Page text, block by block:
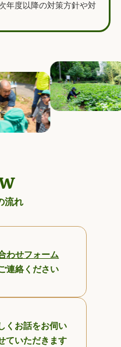
年度以降の対策方針や対
流れ
わせフォーム
連絡ください
くお話をお伺い
ていただきます